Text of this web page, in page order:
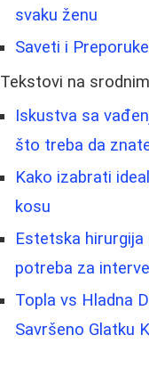
svaku ženu
Saveti i
Tekstovi na
Iskustva sa
što treba da
Kako izabrati
kosu
Estetska hirurgija
potreba za
Topla vs Hladna
Savršeno Glatku